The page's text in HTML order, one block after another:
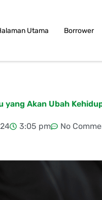
Utama Borrower
yang Akan Ubah
3:05 pm No